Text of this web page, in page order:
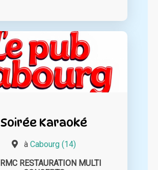
Soirée Karaoké
à Cabourg (14)
RMC RESTAURATION MULTI